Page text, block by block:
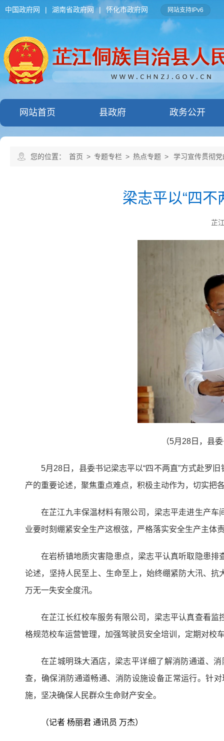
中国政府网 | 湖南省政府网 | 怀化市政府网 网站支持IPv6
网站首页 县政府 政务公开
您的位置： 首页 > 专题专栏 > 热点专题 > 学习宣传贯彻
梁志平以“四
芷
（5月28日，县
5月28日，县委书记梁志平以“四不两直”方式赴罗
产的重要论述，聚焦重点难点，积极主动作为，切实把
在芷江九丰保温材料有限公司，梁志平走进生产
业要时刻绷紧安全生产这根弦，严格落实安全生产主体
在岩桥镇地质灾害隐患点，梁志平认真听取隐患
论述，坚持人民至上、生命至上，始终绷紧防大汛、
万无一失安全度汛。
在芷江长红校车服务有限公司，梁志平认真查看
格规范校车运营管理，加强驾驶员安全培训，定期对校
在芷城明珠大酒店，梁志平详细了解消防通道、
查，确保消防通道畅通、消防设施设备正常运行。针
施，坚决确保人民群众生命财产安全。
（记者 杨丽君 通讯员 万杰）